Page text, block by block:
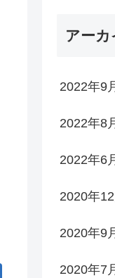
アーカ
2022年9
2022年8
2022年6
2020年12
2020年9
2020年7